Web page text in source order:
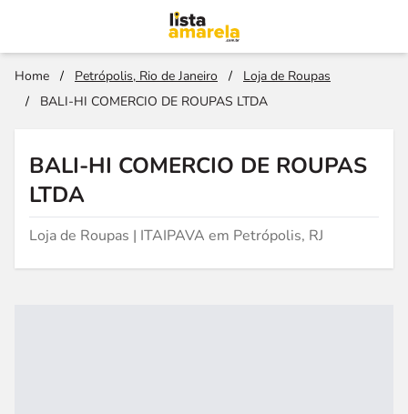
Home / Petrópolis, Rio de Janeiro /
Loja de Roupas
/
BALI-HI COMERCIO DE ROUPAS LTDA
BALI-HI COMERCIO DE ROUPAS
LTDA
Loja de Roupas | ITAIPAVA em Petrópolis, RJ